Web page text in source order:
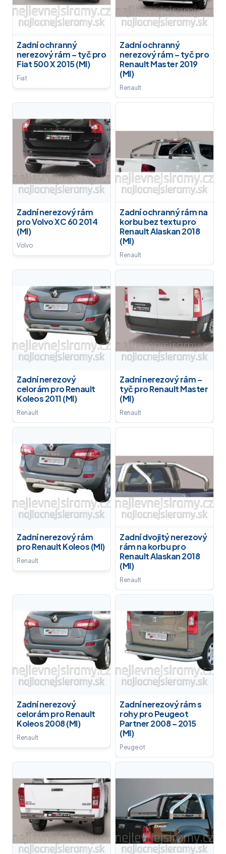
Zadní ochranný
nerezový rám – tyč pro
Fiat 500 X 2015 (MI)
Fiat
Zadní ochranný
nerezový rám – tyč pro
Renault Master 2019
(MI)
Renault
Zadní nerezový rám
pro Volvo XC 60 2014
(MI)
Volvo
Zadní ochranný rám na
korbu bez textu pro
Renault Alaskan 2018
(MI)
Renault
Zadní nerezový
celorám pro Renault
Koleos 2011 (MI)
Renault
Zadní nerezový rám –
tyč pro Renault Master
(MI)
Renault
Zadní nerezový rám
pro Renault Koleos (MI)
Renault
Zadní dvojitý nerezový
rám na korbu pro
Renault Alaskan 2018
(MI)
Renault
Zadní nerezový
celorám pro Renault
Koleos 2008 (MI)
Renault
Zadní nerezový rám s
rohy pro Peugeot
Partner 2008 – 2015
(MI)
Peugeot